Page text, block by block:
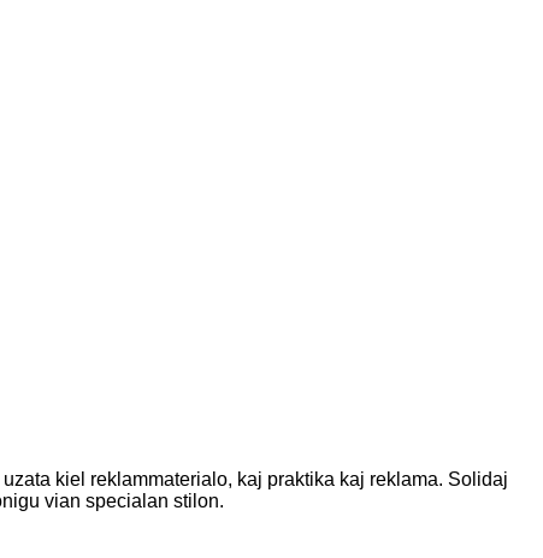
kiel reklammaterialo, kaj praktika kaj reklama. Solidaj
vian specialan stilon.